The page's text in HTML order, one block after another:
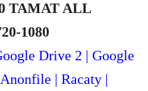
TAMAT ALL
1080
Drive 2 | Google
| Racaty |